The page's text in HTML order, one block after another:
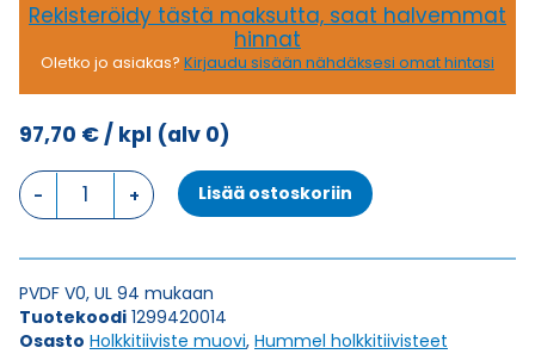
Rekisteröidy tästä maksutta, saat halvemmat
hinnat
Oletko jo asiakas? Kirjaudu sisään nähdäksesi omat hintasi
97,70 €/ kpl (alv 0)
HSK-
42
määrä
Lisää ostoskoriin
PVDF V0, UL 94 mukaan
Tuotekoodi 1299420014
Osasto Holkkitiiviste muovi, Hummel holkkitiivisteet